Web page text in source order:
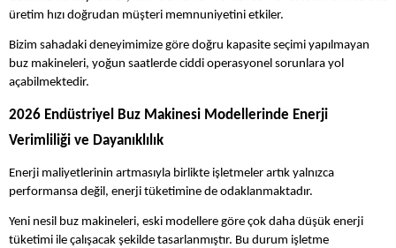
üretim hızı doğrudan müşteri memnuniyetini etkiler.
Bizim sahadaki deneyimimize göre doğru kapasite seçimi yapılmayan
buz makineleri, yoğun saatlerde ciddi operasyonel sorunlara yol
açabilmektedir.
2026 Endüstriyel Buz Makinesi Modellerinde Enerji
Verimliliği ve Dayanıklılık
Enerji maliyetlerinin artmasıyla birlikte işletmeler artık yalnızca
performansa değil, enerji tüketimine de odaklanmaktadır.
Yeni nesil buz makineleri, eski modellere göre çok daha düşük enerji
tüketimi ile çalışacak şekilde tasarlanmıştır. Bu durum işletme